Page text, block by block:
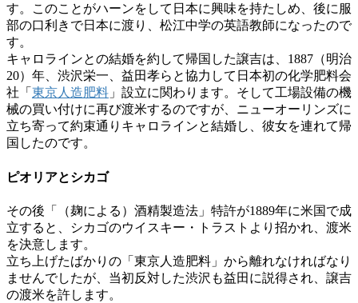
す。このことがハーンをして日本に興味を持たしめ、後に服
部の口利きで日本に渡り、松江中学の英語教師になったので
す。
キャロラインとの結婚を約して帰国した譲吉は、1887（明治
20）年、渋沢栄一、益田孝らと協力して日本初の化学肥料会
社「 東京人造肥料 」設立に関わります。そして工場設備の機
械の買い付けに再び渡米するのですが、ニューオーリンズに
立ち寄って約束通りキャロラインと結婚し、彼女を連れて帰
国したのです。
ピオリアとシカゴ
その後「（麹による）酒精製造法」特許が1889年に米国で成
立すると、シカゴのウイスキー・トラストより招かれ、渡米
を決意します。
立ち上げたばかりの「東京人造肥料」から離れなければなり
ませんでしたが、当初反対した渋沢も益田に説得され、譲吉
の渡米を許します。